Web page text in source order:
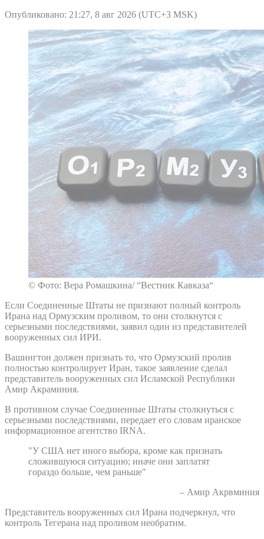
Опубликовано: 21:27, 8 авг 2026 (UTC+3 MSK)
© Фото: Вера Ромашкина/ “Вестник Кавказа“
Если Соединенные Штаты не признают полный контроль
Ирана над Ормузским проливом, то они столкнутся с
серьезными последствиями, заявил один из представителей
вооруженных сил ИРИ.
Вашингтон должен признать то, что Ормузский пролив
полностью контролирует Иран, такое заявление сделал
представитель вооруженных сил Исламской Республики
Амир Акраминия.
В противном случае Соединенные Штаты столкнуться с
серьезными последствиями, передает его словам иранское
информационное агентство IRNA.
"У США нет иного выбора, кроме как признать
сложившуюся ситуацию; иначе они заплатят
гораздо больше, чем раньше"
– Амир Акрвминия
Представитель вооруженных сил Ирана подчеркнул, что
контроль Тегерана над проливом необратим.